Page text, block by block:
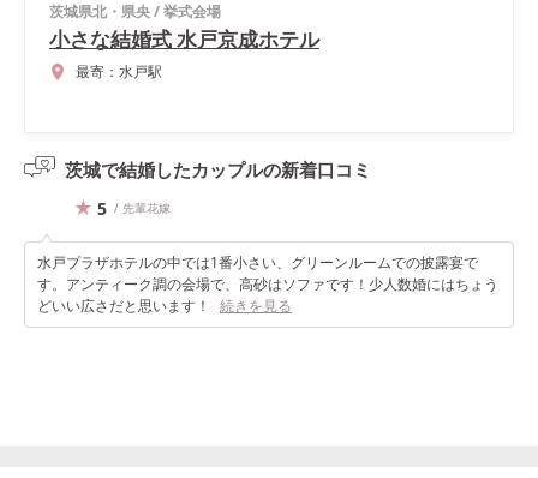
茨城県北・県央/挙式会場
小さな結婚式 水戸京成ホテル
最寄： 水戸駅
茨城で結婚したカップルの新着口コミ
5 / 先輩花嫁
水戸プラザホテルの中では1番小さい、グリーンルームでの披露宴で
す。アンティーク調の会場で、高砂はソファです！少人数婚にはちょう
どいい広さだと思います！
続きを見る